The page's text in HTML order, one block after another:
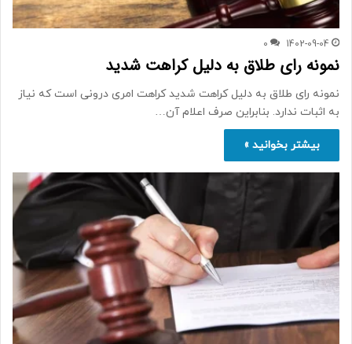
1402-09-04
0
نمونه رای طلاق به دلیل کراهت شدید
نمونه رای طلاق به دلیل کراهت شدید کراهت امری درونی است که نیاز
به اثبات ندارد. بنابراین صرف اعلام آن…
بیشتر بخوانید »